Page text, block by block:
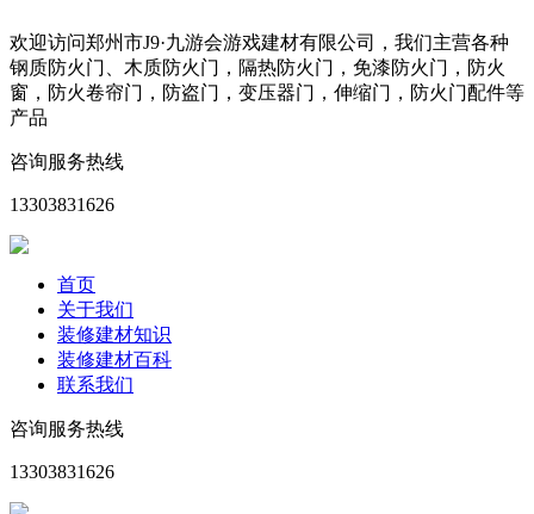
欢迎访问郑州市J9·九游会游戏建材有限公司，我们主营各种
钢质防火门、木质防火门，隔热防火门，免漆防火门，防火
窗，防火卷帘门，防盗门，变压器门，伸缩门，防火门配件等
产品
咨询服务热线
13303831626
首页
关于我们
装修建材知识
装修建材百科
联系我们
咨询服务热线
13303831626